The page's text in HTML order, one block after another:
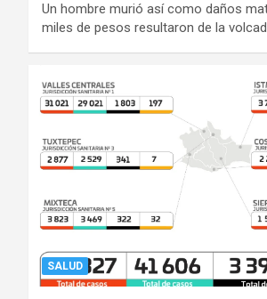
Un hombre murió así como daños
miles de pesos resultaron de la
SALUD